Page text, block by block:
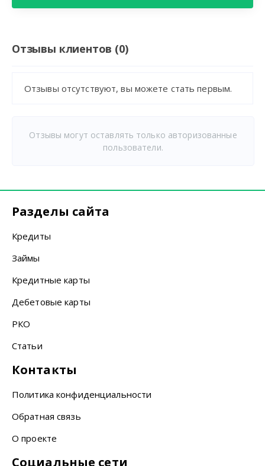
Отзывы клиентов (0)
Отзывы отсутствуют, вы можете стать первым.
Отзывы могут оставлять только авторизованные
пользователи.
Разделы сайта
Кредиты
Займы
Кредитные карты
Дебетовые карты
РКО
Статьи
Контакты
Политика конфиденциальности
Обратная связь
О проекте
Социальные сети